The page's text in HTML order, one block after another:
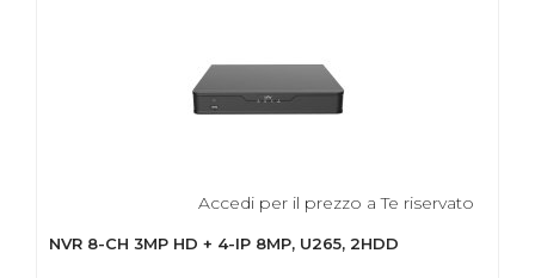
Accedi per il prezzo a Te riservato
NVR 8-CH 3MP HD + 4-IP 8MP, U265, 2HDD